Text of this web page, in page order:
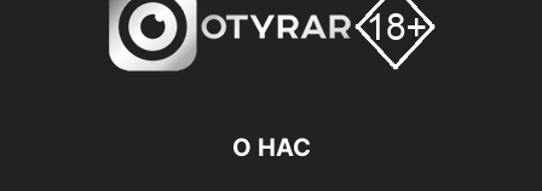
О НАС